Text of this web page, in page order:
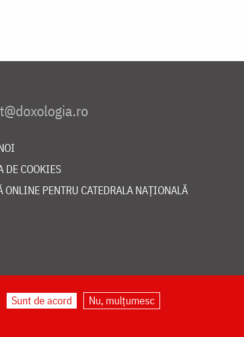
DE COOKIES
ONLINE PENTRU CATEDRALA NAȚIONALĂ
Sunt de acord Nu, mulțumesc